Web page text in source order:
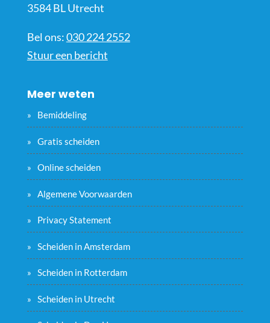
3584 BL Utrecht
Bel ons:030 224 2552
Stuur een bericht
Meer weten
Bemiddeling
Gratis scheiden
Online scheiden
Algemene Voorwaarden
Privacy Statement
Scheiden in Amsterdam
Scheiden in Rotterdam
Scheiden in Utrecht